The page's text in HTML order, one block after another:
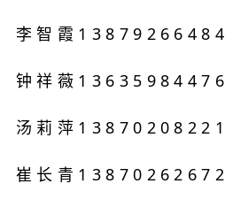
李智霞13879266484
钟祥薇13635984476
汤莉萍13870208221
崔长青13870262672